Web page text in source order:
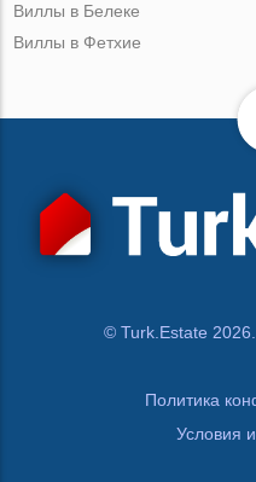
Виллы в Белеке
Виллы в Фетхие
© Turk.Estate
Политика
Условия